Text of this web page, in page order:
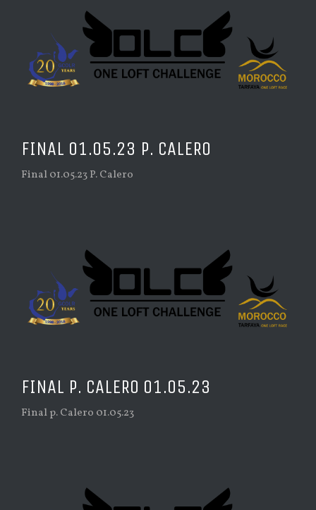
FINAL 01.05.23 P. CALERO
Final 01.05.23 P. Calero
FINAL P. CALERO 01.05.23
Final p. Calero 01.05.23